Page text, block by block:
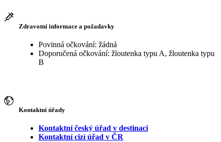
Zdravotní informace a požadavky
Povinná očkování: žádná
Doporučená očkování: žloutenka typu A, žloutenka typu
B
Kontaktní úřady
Kontaktní český úřad v destinaci
Kontaktní cizí úřad v ČR